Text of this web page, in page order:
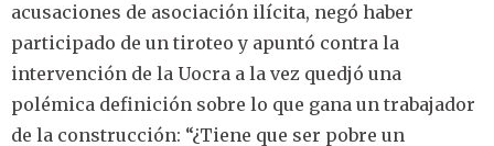
acusaciones de asociación ilícita, negó haber
participado de un tiroteo y apuntó contra la
intervención de la Uocra a la vez quedjó una
polémica definición sobre lo que gana un trabajador
de la construcción: “¿Tiene que ser pobre un